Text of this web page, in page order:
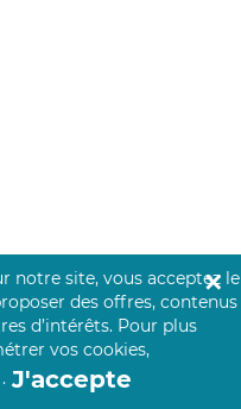
notre site, vous acceptez le
des offres, contenus
d’intérêts. Pour plus
vos cookies,
. J'accepte
✕